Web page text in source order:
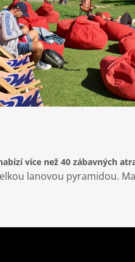
více než 40 zábavných
lanovou pyramidou.